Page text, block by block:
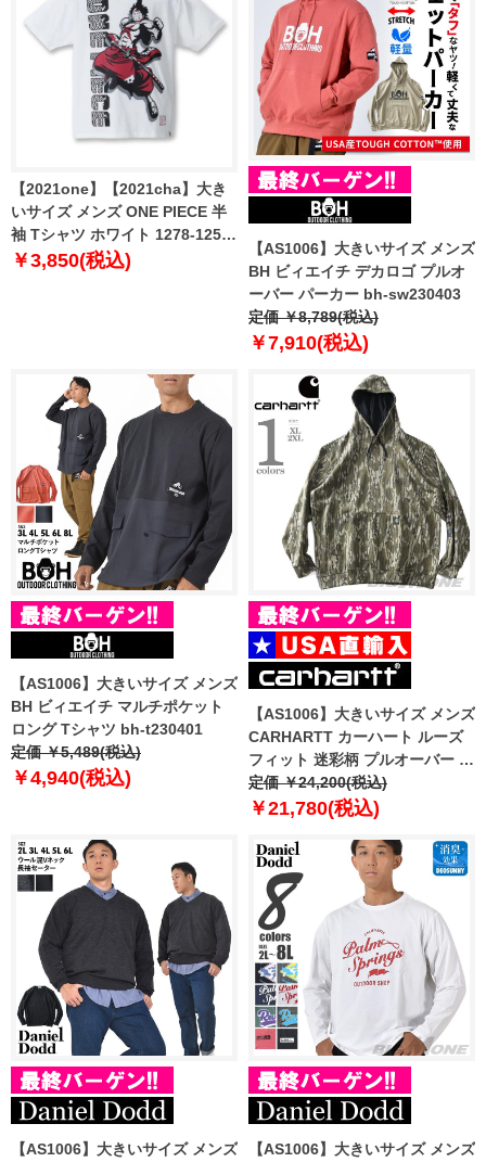
【2021one】【2021cha】大き
いサイズ メンズ ONE PIECE 半
袖 Tシャツ ホワイト 1278-1250-
1 3L 4L 5L 6L 8L
￥3,850(税込)
【AS1006】大きいサイズ メンズ
BH ビィエイチ デカロゴ プルオ
ーバー パーカー bh-sw230403
定価 ￥8,789(税込)
￥7,910(税込)
【AS1006】大きいサイズ メンズ
BH ビィエイチ マルチポケット
ロング Tシャツ bh-t230401
定価 ￥5,489(税込)
￥4,940(税込)
【AS1006】大きいサイズ メンズ
CARHARTT カーハート ルーズ
フィット 迷彩柄 プルオーバー パ
ーカー Loose Fit Midweight
Camo Graphic Sweatshirt USA
定価 ￥24,200(税込)
￥21,780(税込)
【AS1006】大きいサイズ メンズ 【AS1006】大きいサイズ メンズ